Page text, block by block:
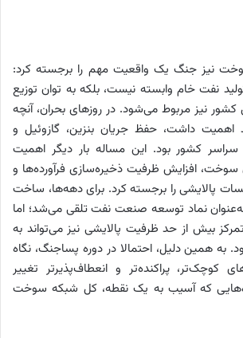
نیز جنگ یک واقعیت مهم را برجسته کرد:
نفت خام وابسته نیست، بلکه به توان توزیع
نیز مربوط می‌شود. در روزهای بحران، آنچه
اهمیت داشت، حفظ جریان بنزین، گازوئیل و
کشور بود. این مساله بار دیگر اهمیت
سوخت، افزایش ظرفیت ذخیره‌سازی فرآورده‌ها و
پالایشی را برجسته کرد. برای دهه‌ها، ساخت
نماد توسعه صنعت نفت تلقی می‌شد؛ اما
بیش از حد ظرفیت پالایشی نیز می‌تواند به
به همین دلیل، احتمالا در دوره پساجنگ، نگاه
کوچک‌تر، پراکنده‌تر و انعطاف‌پذیرتر تغییر
که آسیب به یک نقطه، کل شبکه سوخت